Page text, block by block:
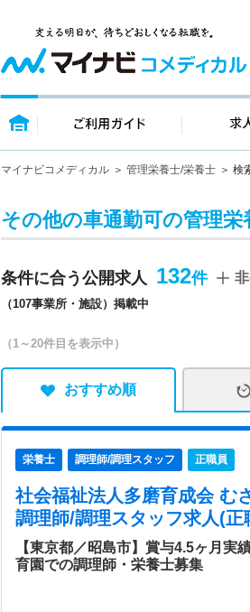
トップページ ご利用ガイ
マイナビコメディカル 管理栄養士/栄養士 検
その他の車通勤可の管理栄
条件に合う公開求人 132
（107事業所・施設）掲載中
（1～20件目を表示中）
おすすめ順
栄養士 調理師/調理スタッフ 正職員
社会福祉法人多磨育成会 む
調理師/調理スタッフ求人(正
【東京都／昭島市】賞与4.5ヶ月
育園での調理師・栄養士募集